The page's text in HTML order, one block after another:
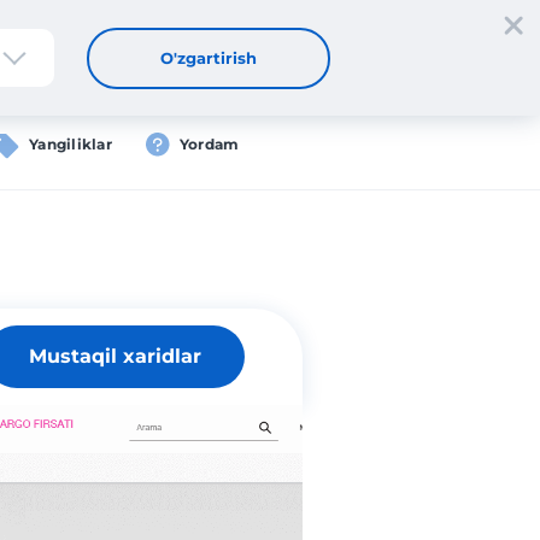
oʻtish Kirish UZ
Yangiliklar Yordam
O'zgartirish
Mustaqil xaridlar